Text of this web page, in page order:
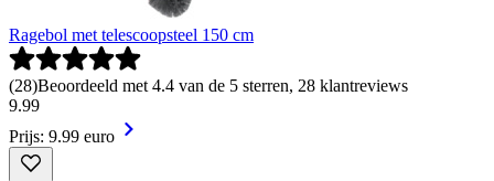
Ragebol met telescoopsteel 150 cm
(28)Beoordeeld met 4.4 van de 5 sterren, 28 klantreviews
9.99
Prijs: 9.99 euro